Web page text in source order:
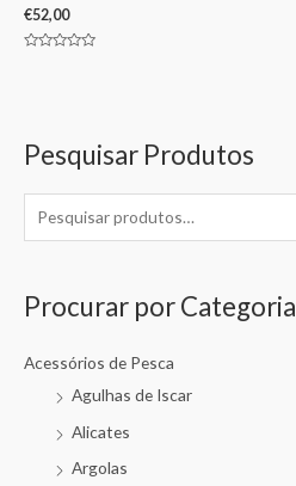
Pesquisar Produtos
Procurar por Categoria
Acessórios de Pesca
Agulhas de Iscar
Alicates
Argolas
€52,00